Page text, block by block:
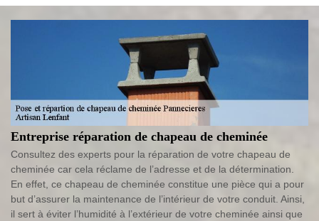
Entreprise réparation de chapeau de cheminée
Consultez des experts pour la réparation de votre chapeau de
cheminée car cela réclame de l’adresse et de la détermination.
En effet, ce chapeau de cheminée constitue une pièce qui a pour
but d’assurer la maintenance de l’intérieur de votre conduit. Ainsi,
il sert à éviter l’humidité à l’extérieur de votre cheminée ainsi que